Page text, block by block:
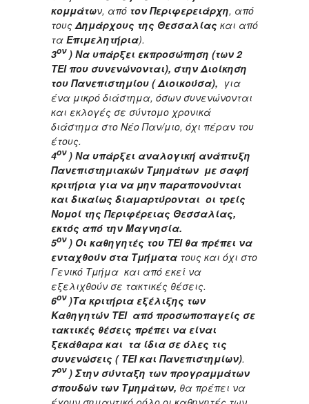
κομμάτων, από τον Περιφερειάρχη, από
τουςΔημάρχους της Θεσσαλίας και από
τα Επιμελητήρια).
3ον) Να υπάρξει εκπροσώπηση (των 2
ΤΕΙ που συνενώνονται), στην Διοίκηση
του Πανεπιστημίου ( Διοικούσα), για
ένα μικρό διάστημα, όσων συνενώνονται
και εκλογές σε σύντομο χρονικά
διάστημα στο Νέο Παν/μιο, όχι πέραν του
έτους.
4ον) Να υπάρξει αναλογική ανάπτυξη
Πανεπιστημιακών Τμημάτων με σαφή
κριτήρια για να μην παραπονούνται
και δικαίως διαμαρτύρονται οι τρείς
Νομοί της Περιφέρειας Θεσσαλίας,
εκτός από την Μαγνησία.
5ον) Οι καθηγητές του ΤΕΙ θα πρέπει να
ενταχθούν στα Τμήματα τους και όχι στο
Γενικό Τμήμα και από εκεί να
εξελιχθούν σε τακτικές θέσεις.
6ον)Τα κριτήρια εξέλιξης των
Καθηγητών ΤΕΙ από προσωποπαγείς σε
τακτικές θέσεις πρέπει να είναι
ξεκάθαρα και τα ίδια σε όλες τις
συνενώσεις ( ΤΕΙ και Πανεπιστημίων).
7ον) Στην σύνταξη των προγραμμάτων
σπουδών των Τμημάτων, θα πρέπει να